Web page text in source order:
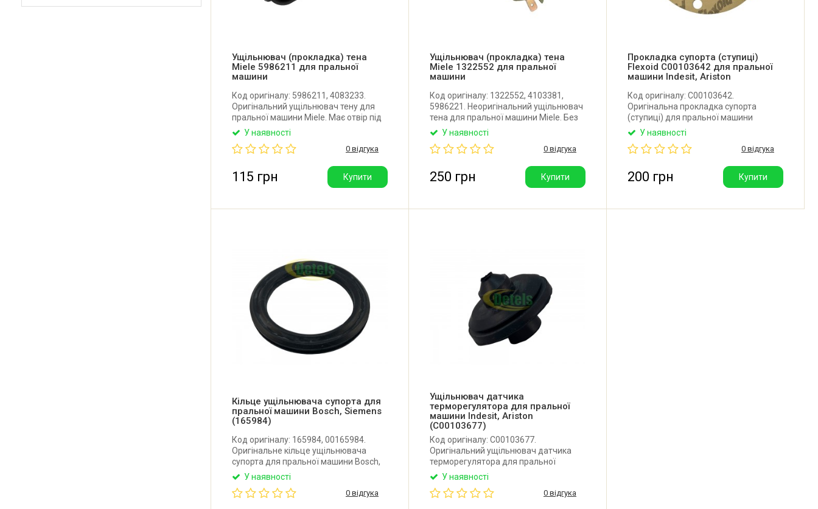
Ущільнювач (прокладка) тена
Miele 5986211 для пральної
машини
Код оригіналу: 5986211, 4083233.
Оригінальний ущільнювач тену для
пральної машини Miele. Має отвір під
термодатчик.
У наявності
0 відгука
115 грн Купити
Ущільнювач (прокладка) тена
Miele 1322552 для пральної
машини
Код оригіналу: 1322552, 4103381,
5986221. Неоригінальний ущільнювач
тена для пральної машини Miele. Без
отвору під термодатчик. Виробник:
У наявності
0 відгука
250 грн Купити
Прокладка супорта (ступиці)
Flexoid C00103642 для пральної
машини Indesit, Ariston
Код оригіналу: C00103642.
Оригінальна прокладка супорта
(ступиці) для пральної машини
Ariston, Indesit, Whirlpool. Зовнішній
96 мм. Виробник: Jointine Products
У наявності
0 відгука
200 грн Купити
Кільце ущільнювача супорта для
пральної машини Bosch, Siemens
(165984)
Код оригіналу: 165984, 00165984.
Оригінальне кільце ущільнювача
супорта для пральної машини Bosch,
Siemens. Виробник: Німеччина.
У наявності
0 відгука
Ущільнювач датчика
терморегулятора для пральної
машини Indesit, Ariston
(C00103677)
Код оригіналу: C00103677.
Оригінальний ущільнювач датчика
терморегулятора для пральної
машини Indesit, Ariston. Виробник:
У наявності
0 відгука